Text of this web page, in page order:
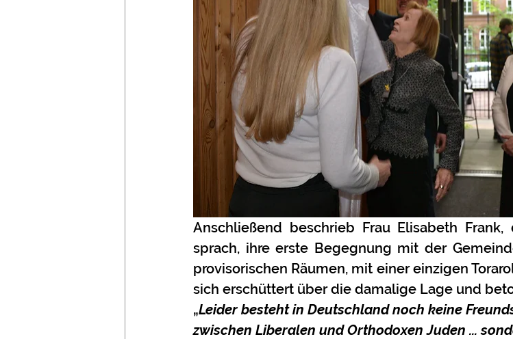
Anschließend beschrieb Frau Elisabeth
sprach, ihre erste Begegnung mit der
provisorischen Räumen, mit einer einzigen
sich erschüttert über die damalige Lage und
„Leider besteht in Deutschland noch keine
zwischen Liberalen und Orthodoxen Juden ...